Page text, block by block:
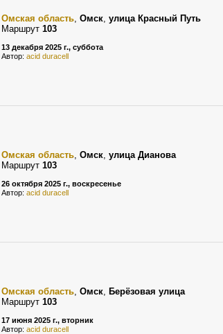
Омская область, Омск, улица Красный Путь
Маршрут 103
13 декабря 2025 г., суббота
Автор: acid duracell
Омская область, Омск, улица Дианова
Маршрут 103
26 октября 2025 г., воскресенье
Автор: acid duracell
Омская область, Омск, Берёзовая улица
Маршрут 103
17 июня 2025 г., вторник
Автор: acid duracell